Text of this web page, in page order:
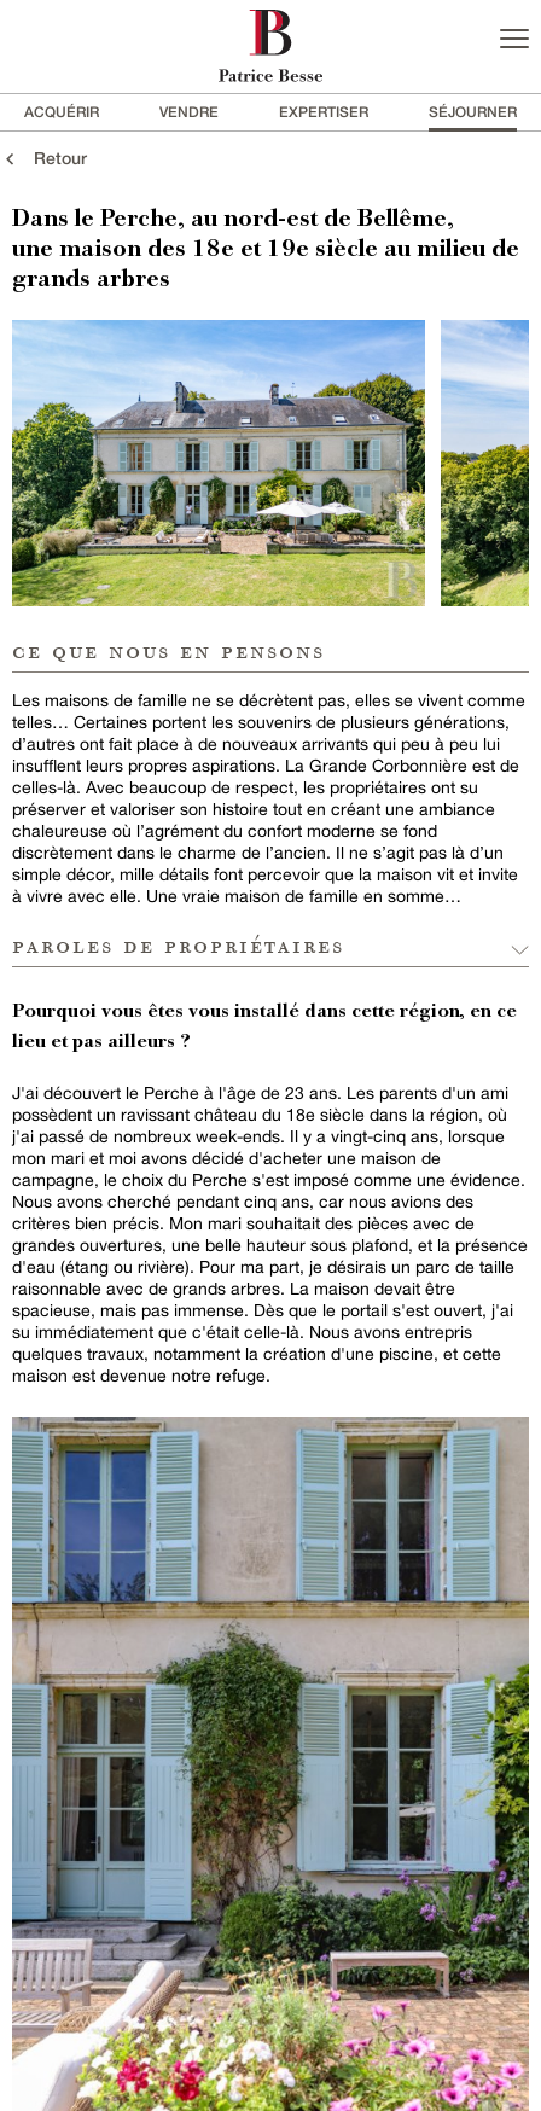
ACQUÉRIR VENDRE EXPERTISER SÉJOURNER
Retour
Dans le Perche, au nord-est de Bellême,
une maison des 18e et 19e siècle au milieu de
grands arbres
ce que nous en pensons
Les maisons de famille ne se décrètent pas, elles se vivent comme
telles… Certaines portent les souvenirs de plusieurs générations,
d’autres ont fait place à de nouveaux arrivants qui peu à peu lui
insufflent leurs propres aspirations. La Grande Corbonnière est de
celles-là. Avec beaucoup de respect, les propriétaires ont su
préserver et valoriser son histoire tout en créant une ambiance
chaleureuse où l’agrément du confort moderne se fond
discrètement dans le charme de l’ancien. Il ne s’agit pas là d’un
simple décor, mille détails font percevoir que la maison vit et invite
à vivre avec elle. Une vraie maison de famille en somme…
paroles de propriétaires
Pourquoi vous êtes vous installé dans cette région, en ce
lieu et pas ailleurs ?
J'ai découvert le Perche à l'âge de 23 ans. Les parents d'un ami
possèdent un ravissant château du 18e siècle dans la région, où
j'ai passé de nombreux week-ends. Il y a vingt-cinq ans, lorsque
mon mari et moi avons décidé d'acheter une maison de
campagne, le choix du Perche s'est imposé comme une évidence.
Nous avons cherché pendant cinq ans, car nous avions des
critères bien précis. Mon mari souhaitait des pièces avec de
grandes ouvertures, une belle hauteur sous plafond, et la présence
d'eau (étang ou rivière). Pour ma part, je désirais un parc de taille
raisonnable avec de grands arbres. La maison devait être
spacieuse, mais pas immense. Dès que le portail s'est ouvert, j'ai
su immédiatement que c'était celle-là. Nous avons entrepris
quelques travaux, notamment la création d'une piscine, et cette
maison est devenue notre refuge.